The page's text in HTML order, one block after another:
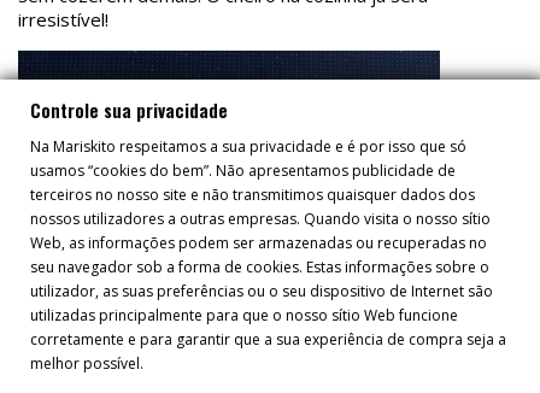
irresistível!
Controle sua privacidade
Na Mariskito respeitamos a sua privacidade e é por isso que só
usamos “cookies do bem”. Não apresentamos publicidade de
terceiros no nosso site e não transmitimos quaisquer dados dos
nossos utilizadores a outras empresas. Quando visita o nosso sítio
Web, as informações podem ser armazenadas ou recuperadas no
seu navegador sob a forma de cookies. Estas informações sobre o
utilizador, as suas preferências ou o seu dispositivo de Internet são
utilizadas principalmente para que o nosso sítio Web funcione
corretamente e para garantir que a sua experiência de compra seja a
melhor possível.